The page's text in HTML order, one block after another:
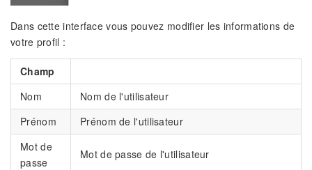
Dans cette interface vous pouvez modifier les informations de
votre profil :
Champ
Nom
Nom de l'utilisateur
Prénom
Prénom de l'utilisateur
Mot de
passe
Mot de passe de l'utilisateur